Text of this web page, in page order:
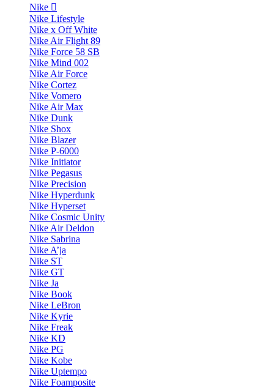
Nike
Nike Lifestyle
Nike x Off White
Nike Air Flight 89
Nike Force 58 SB
Nike Mind 002
Nike Air Force
Nike Cortez
Nike Vomero
Nike Air Max
Nike Dunk
Nike Shox
Nike Blazer
Nike P-6000
Nike Initiator
Nike Pegasus
Nike Precision
Nike Hyperdunk
Nike Hyperset
Nike Cosmic Unity
Nike Air Deldon
Nike Sabrina
Nike A’ja
Nike ST
Nike GT
Nike Ja
Nike Book
Nike LeBron
Nike Kyrie
Nike Freak
Nike KD
Nike PG
Nike Kobe
Nike Uptempo
Nike Foamposite